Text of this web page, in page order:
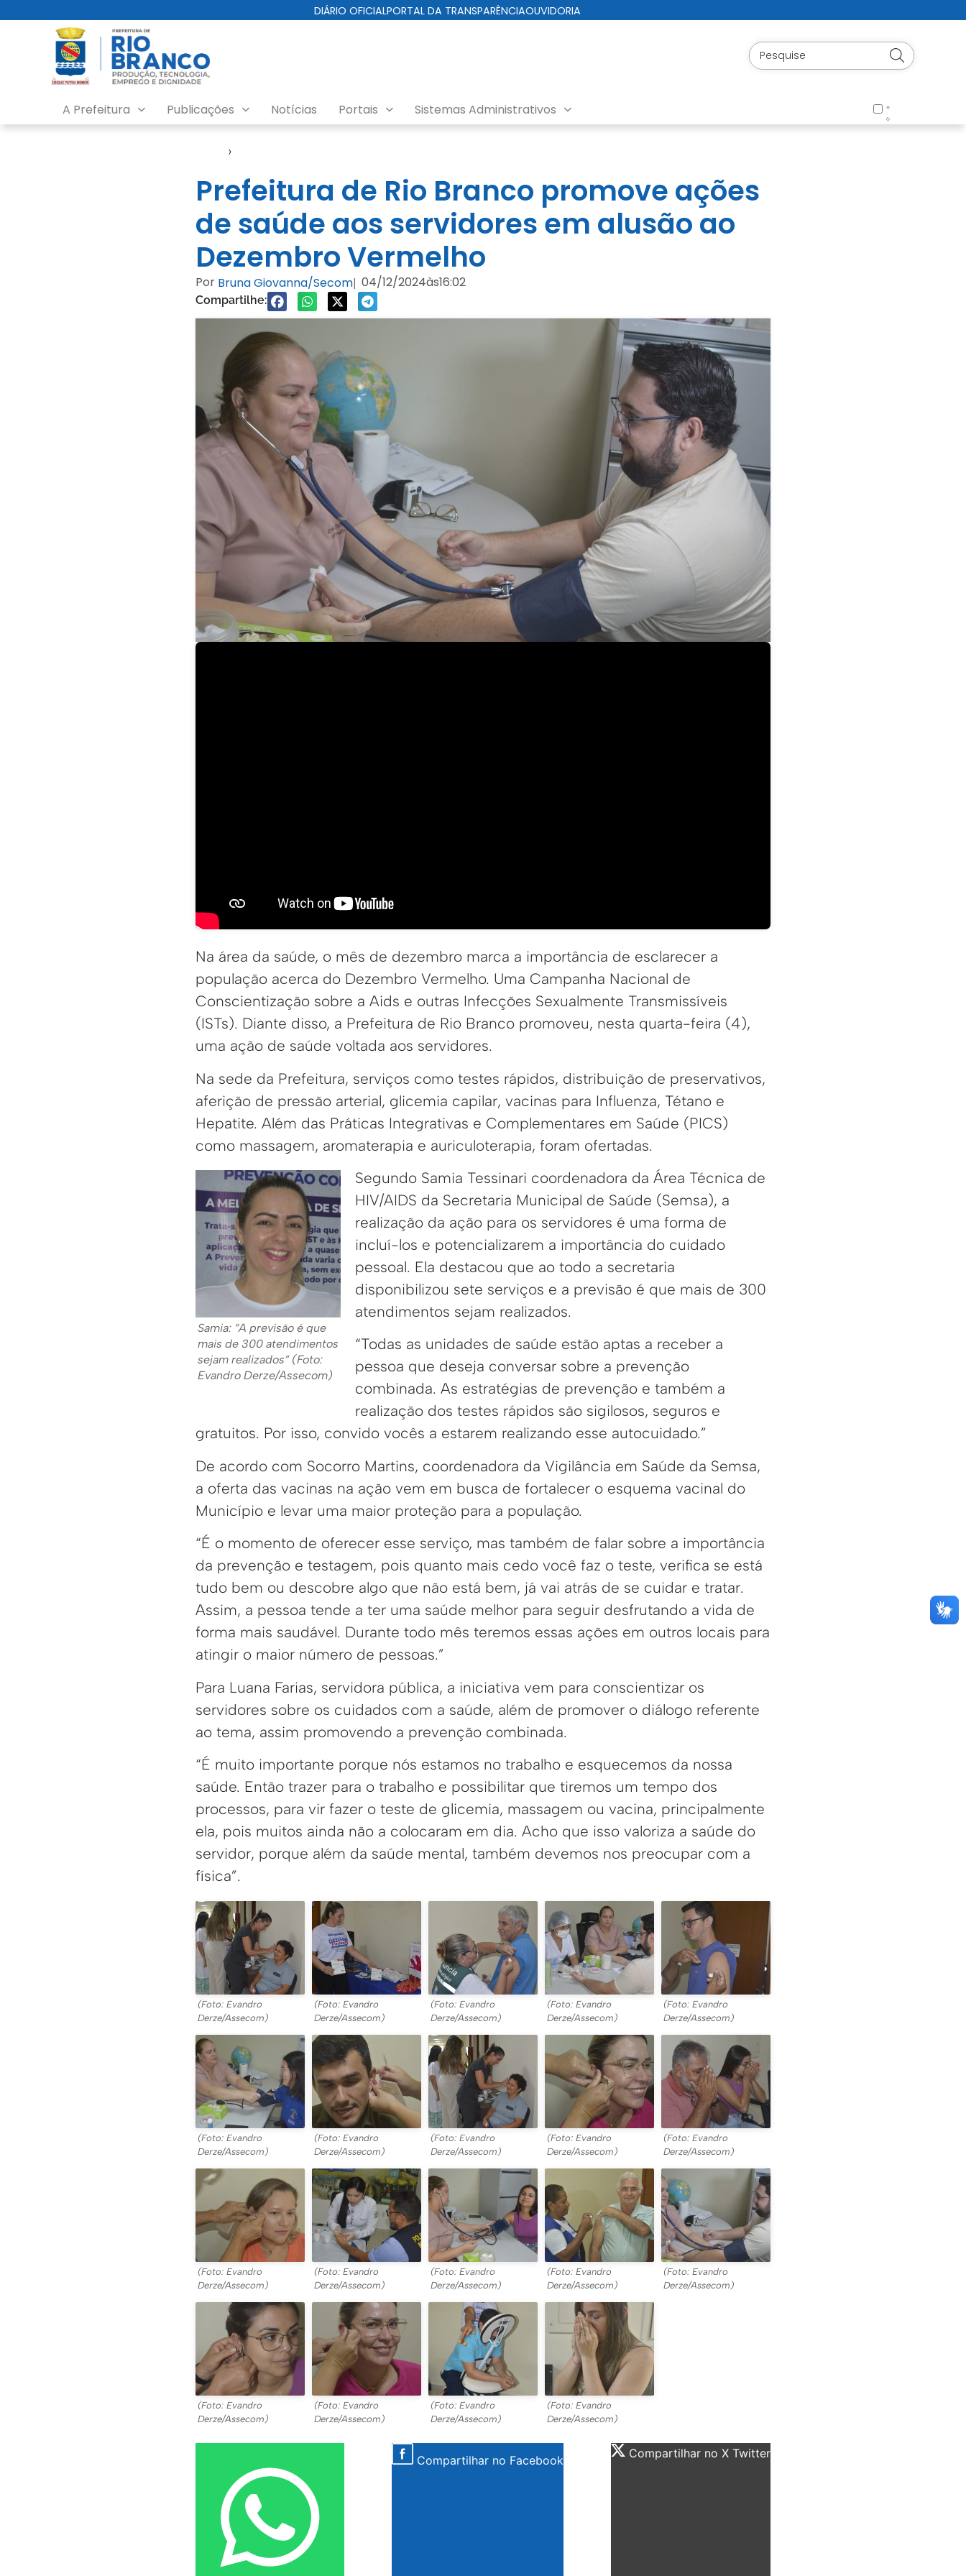
DIÁRIO OFICIALPORTAL DA TRANSPARÊNCIAOUVIDORIA
A Prefeitura Publicações Notícias Portais Sistemas Administrativos
›
Prefeitura de Rio Branco promove ações
de saúde aos servidores em alusão ao
Dezembro Vermelho
Por Bruna Giovanna/Secom| 04/12/2024às16:02
Compartilhe:
Na área da saúde, o mês de dezembro marca a importância de esclarecer a
população acerca do Dezembro Vermelho. Uma Campanha Nacional de
Conscientização sobre a Aids e outras Infecções Sexualmente Transmissíveis
(ISTs). Diante disso, a Prefeitura de Rio Branco promoveu, nesta quarta-feira (4),
uma ação de saúde voltada aos servidores.
Na sede da Prefeitura, serviços como testes rápidos, distribuição de preservativos,
aferição de pressão arterial, glicemia capilar, vacinas para Influenza, Tétano e
Hepatite. Além das Práticas Integrativas e Complementares em Saúde (PICS)
como massagem, aromaterapia e auriculoterapia, foram ofertadas.
Samia: “A previsão é que
mais de 300 atendimentos
sejam realizados” (Foto:
Evandro Derze/Assecom)
Segundo Samia Tessinari coordenadora da Área Técnica de
HIV/AIDS da Secretaria Municipal de Saúde (Semsa), a
realização da ação para os servidores é uma forma de
incluí-los e potencializarem a importância do cuidado
pessoal. Ela destacou que ao todo a secretaria
disponibilizou sete serviços e a previsão é que mais de 300
atendimentos sejam realizados.
“Todas as unidades de saúde estão aptas a receber a
pessoa que deseja conversar sobre a prevenção
combinada. As estratégias de prevenção e também a
realização dos testes rápidos são sigilosos, seguros e
gratuitos. Por isso, convido vocês a estarem realizando esse autocuidado.”
De acordo com Socorro Martins, coordenadora da Vigilância em Saúde da Semsa,
a oferta das vacinas na ação vem em busca de fortalecer o esquema vacinal do
Município e levar uma maior proteção para a população.
“É o momento de oferecer esse serviço, mas também de falar sobre a importância
da prevenção e testagem, pois quanto mais cedo você faz o teste, verifica se está
tudo bem ou descobre algo que não está bem, já vai atrás de se cuidar e tratar.
Assim, a pessoa tende a ter uma saúde melhor para seguir desfrutando a vida de
forma mais saudável. Durante todo mês teremos essas ações em outros locais para
atingir o maior número de pessoas.”
Para Luana Farias, servidora pública, a iniciativa vem para conscientizar os
servidores sobre os cuidados com a saúde, além de promover o diálogo referente
ao tema, assim promovendo a prevenção combinada.
“É muito importante porque nós estamos no trabalho e esquecemos da nossa
saúde. Então trazer para o trabalho e possibilitar que tiremos um tempo dos
processos, para vir fazer o teste de glicemia, massagem ou vacina, principalmente
ela, pois muitos ainda não a colocaram em dia. Acho que isso valoriza a saúde do
servidor, porque além da saúde mental, também devemos nos preocupar com a
física”.
(Foto: Evandro
Derze/Assecom)
(Foto: Evandro
Derze/Assecom)
(Foto: Evandro
Derze/Assecom)
(Foto: Evandro
Derze/Assecom)
(Foto: Evandro
Derze/Assecom)
(Foto: Evandro
Derze/Assecom)
(Foto: Evandro
Derze/Assecom)
(Foto: Evandro
Derze/Assecom)
(Foto: Evandro
Derze/Assecom)
(Foto: Evandro
Derze/Assecom)
(Foto: Evandro
Derze/Assecom)
(Foto: Evandro
Derze/Assecom)
(Foto: Evandro
Derze/Assecom)
(Foto: Evandro
Derze/Assecom)
(Foto: Evandro
Derze/Assecom)
(Foto: Evandro
Derze/Assecom)
(Foto: Evandro
Derze/Assecom)
(Foto: Evandro
Derze/Assecom)
(Foto: Evandro
Derze/Assecom)
Compartilhar no Facebook Compartilhar no X Twitter